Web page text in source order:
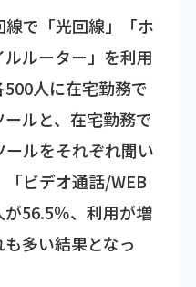
で「光回線」「ホ
ルーター」を利用
人に在宅勤務で
ルと、在宅勤務で
ルをそれぞれ聞い
ビデオ通話/WEB
56.5％、利用が増
多い結果となっ